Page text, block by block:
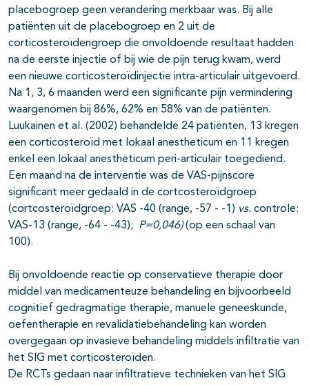
placebogroep geen verandering merkbaar was. Bij alle
patiënten uit de placebogroep en 2 uit de
corticosteroïdengroep die onvoldoende resultaat hadden
na de eerste injectie of bij wie de pijn terug kwam, werd
een nieuwe corticosteroïdinjectie intra-articulair uitgevoerd.
Na 1, 3, 6 maanden werd een significante pijn vermindering
waargenomen bij 86%, 62% en 58% van de patiënten.
Luukainen et al. (2002) behandelde 24 patiënten, 13 kregen
een corticosteroïd met lokaal anestheticum en 11 kregen
enkel een lokaal anestheticum peri-articulair toegediend.
Een maand na de interventie was de VAS-pijnscore
significant meer gedaald in de cortcosteroïdgroep
(cortcosteroïdgroep: VAS -40 (range, -57 - -1) vs. controle:
VAS-13 (range, -64 - -43); P=0,046)(op een schaal van
100).
Bij onvoldoende reactie op conservatieve therapie door
middel van medicamenteuze behandeling en bijvoorbeeld
cognitief gedragmatige therapie, manuele geneeskunde,
oefentherapie en revalidatiebehandeling kan worden
overgegaan op invasieve behandeling middels infiltratie van
het SIG met corticosteroïden.
De RCTs gedaan naar infiltratieve technieken van het SIG